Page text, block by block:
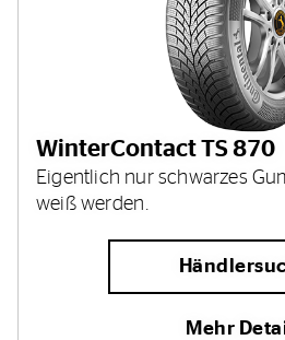
WinterContact TS 870
Eigentlich nur schwarzes
weiß werden.
Mehr